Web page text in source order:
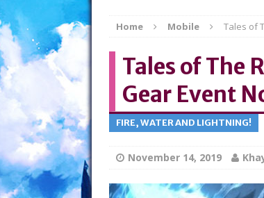
Home Mobile Tales of
Tales of The
Gear Event
FIRE, WATER AND LIGHTNING!
November 14, 2019